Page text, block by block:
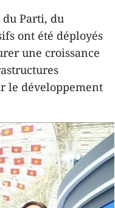
Parti, du
ont été déployés
une croissance
le développement